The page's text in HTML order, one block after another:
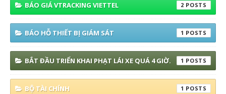
BÁO GIÁ VTRACKING VIETTEL 2
BÁO HỖ THIẾT BỊ GIÁM SÁT 1
BẮT ĐẦU TRIỂN KHAI PHẠT LÁI XE QUÁ 4 GIỜ. 1
BỘ TÀI CHÍNH 1